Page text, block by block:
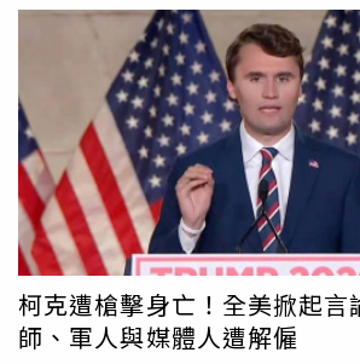
倫·派克（Daryn Parker）表示：「你
衝擊，還能挺立面對，這正符合我們『
Confidence）行銷活動的精神。」該活
正向與幽默的形象，卡利爾若接受合作
格的短片拍攝。對於這段訪談引發的爭
過《TMZ》回應，表示自己並無意傷害
重我們之間的情感，也重視他的隱私。
訪談內容，其實談了更多我們婚姻中的
是大家只截取了最爆炸的一句話來放大
及違法金流行為，該公司嚴正否認，
經紀公司，周思齊回應：「有些事情
開始做起。經紀公司挑選也不能百分百
事，球員要有自覺，身為職業球員代價
練、比賽、維持好狀態，成為職業球員
秀的、偉大的更加困難，如果球員自己
業，不會在這舞台闖出一片天。」周思
時講過，請大家幫他注意小兄弟們（指
輩），「大家很愛棒球，這些事情很難
己注意，也希望每個球迷幫忙注意『小
柯克遭槍擊身亡！全美掀起
師、軍人與媒體人遭解僱